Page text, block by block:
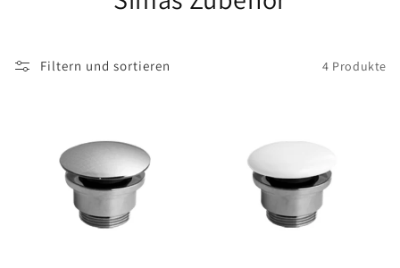
Filtern und sortieren 4 Produkte